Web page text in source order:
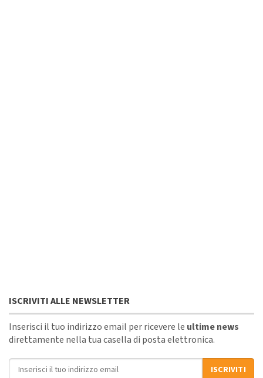
ISCRIVITI ALLE NEWSLETTER
Inserisci il tuo indirizzo email per ricevere le ultime news
direttamente nella tua casella di posta elettronica.
Indirizzo email
ISCRIVITI